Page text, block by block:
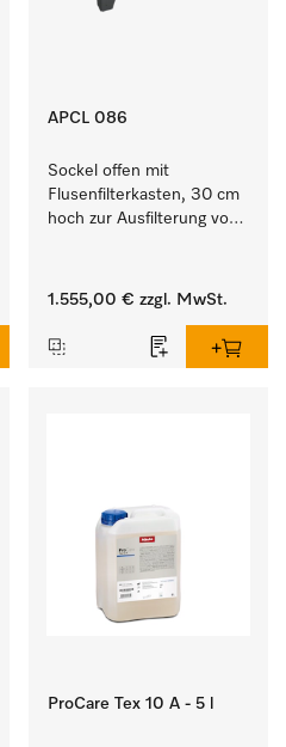
APCL 086
Sockel offen mit
Flusenfilterkasten, 30 cm
hoch zur Ausfilterung von
1.555,00 € zzgl. MwSt.
ProCare Tex 10 A - 5 l